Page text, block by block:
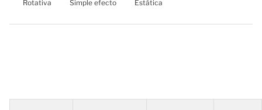
Rotativa Simple efecto Estática